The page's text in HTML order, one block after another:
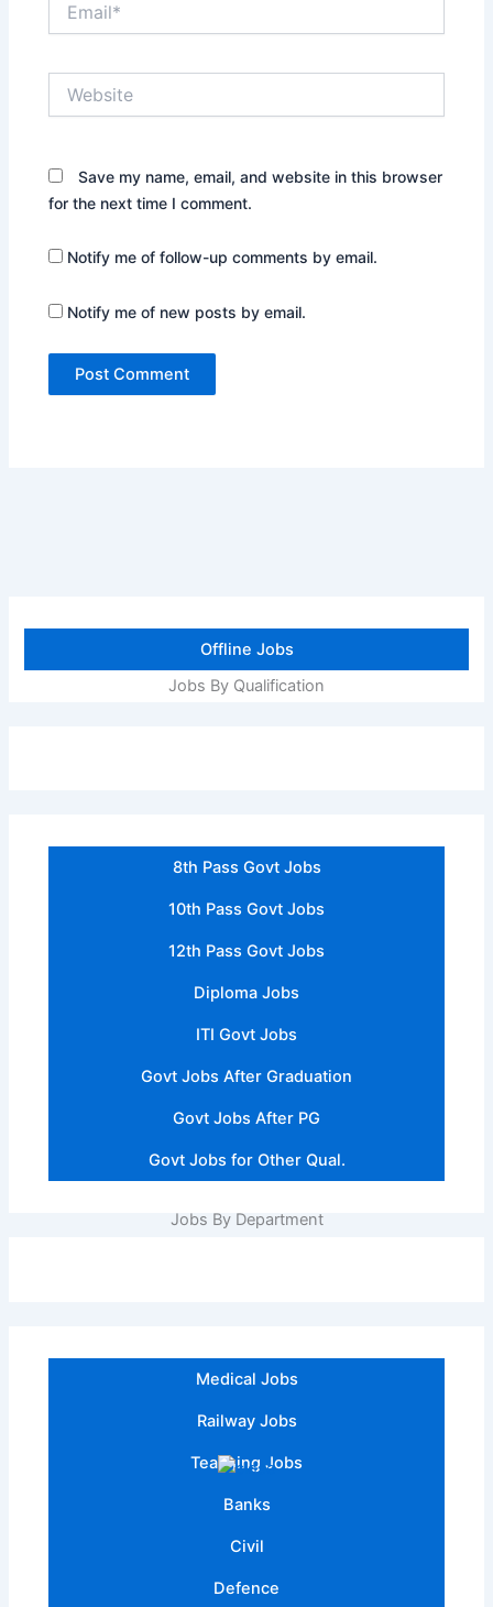
Save my name, email, and website in this browser
for the next time I comment.
Notify me of follow-up comments by email.
Notify me of new posts by email.
Offline Jobs
Jobs By Qualification
8th Pass Govt Jobs
10th Pass Govt Jobs
12th Pass Govt Jobs
Diploma Jobs
ITI Govt Jobs
Govt Jobs After Graduation
Govt Jobs After PG
Govt Jobs for Other Qual.
Jobs By Department
Medical Jobs
Railway Jobs
Teaching Jobs
Banks
Civil
Defence